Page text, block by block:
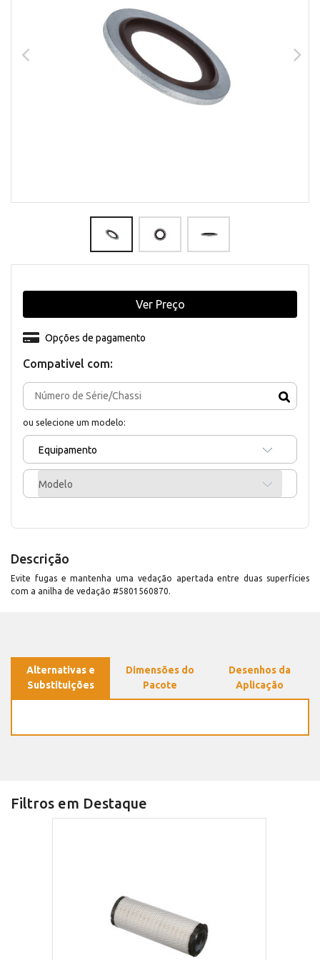
Compativel com:
ou selecione um modelo:
Equipamento
Modelo
Opções de pagamento
Ver Preço
Descrição
Evite fugas e mantenha uma vedação apertada entre duas superfícies
com a anilha de vedação #5801560870.
Alternativas e
Substituições
Dimensões do
Pacote
Desenhos da
Aplicação
Filtros em Destaque